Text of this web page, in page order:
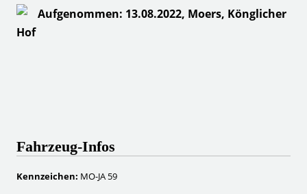
Aufgenommen: 13.08.2022, Moers, Könglicher
Hof
Fahrzeug-Infos
Kennzeichen: MO-JA 59